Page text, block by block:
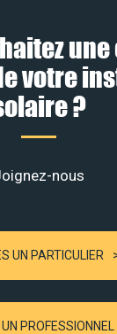
votre
?
nous
UN PARTICULIER
PROFESSIONNEL